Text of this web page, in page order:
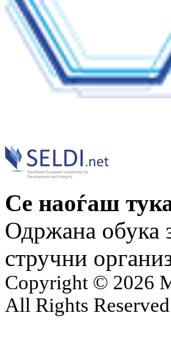
Се наоѓаш
Одржана обука
стручни
Copyright © 2026
All Rights